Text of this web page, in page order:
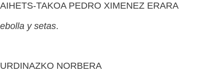
TAKOA PEDRO XIMENEZ ERARA
y setas.
NORBERA